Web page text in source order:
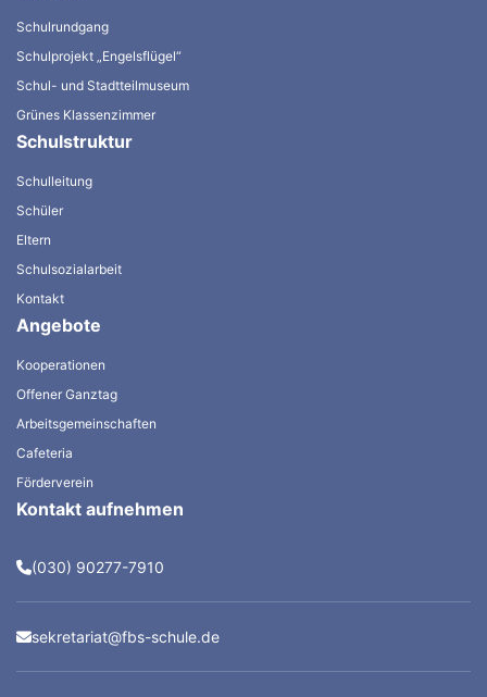
Schulrundgang
Schulprojekt „Engelsflügel“
Schul- und Stadtteilmuseum
Grünes Klassenzimmer
Schulstruktur
Schulleitung
Schüler
Eltern
Schulsozialarbeit
Kontakt
Angebote
Kooperationen
Offener Ganztag
Arbeitsgemeinschaften
Cafeteria
Förderverein
Kontakt aufnehmen
(030) 90277-7910
sekretariat@fbs-schule.de